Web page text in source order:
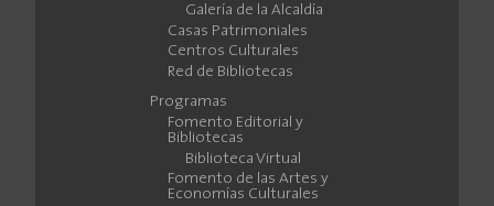
Galería de la Alcaldía
Casas Patrimoniales
Centros Culturales
Red de Bibliotecas
Programas
Fomento Editorial y
Bibliotecas
Biblioteca Virtual
Fomento de las Artes y
Economías Culturales